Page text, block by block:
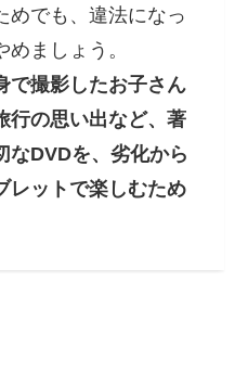
めでも、違法になっ
ましょう。
で撮影したお子さん
行の思い出など、著
なDVDを、劣化から
レットで楽しむため